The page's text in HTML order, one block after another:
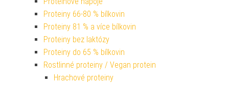
Proteiny 66-80 % bílkovin
Proteiny 81 % a více bílkovin
Proteiny bez laktózy
Proteiny do 65 % bílkovin
Rostlinné proteiny / Vegan protein
Hrachové proteiny